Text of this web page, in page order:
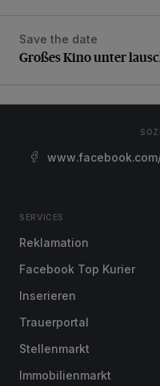
Großes Kino unter
Save the date
Großes Kino unter
SERVICES
Reklamation
Facebook Top Kurier
Inserieren
Trauerportal
Stellenmarkt
Immobilienmarkt